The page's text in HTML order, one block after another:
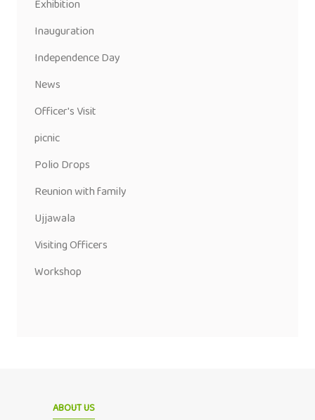
Exhibition
Inauguration
Independence Day
News
Officer's Visit
picnic
Polio Drops
Reunion with family
Ujjawala
Visiting Officers
Workshop
ABOUT US